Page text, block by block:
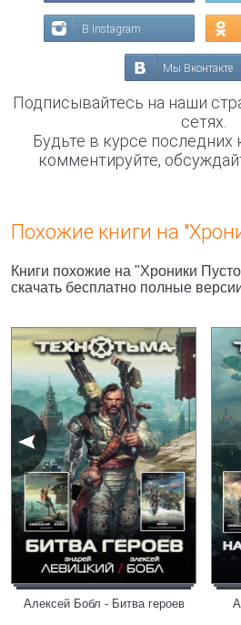
В Instagram
Мы Вконтакте
Подписывайтесь на наши
сетях.
Будьте в курсе
комментируйте,
Похожие книги на
Книги похожие на "Хроники
скачать бесплатно полные
Алексей Бобл - Битва героев